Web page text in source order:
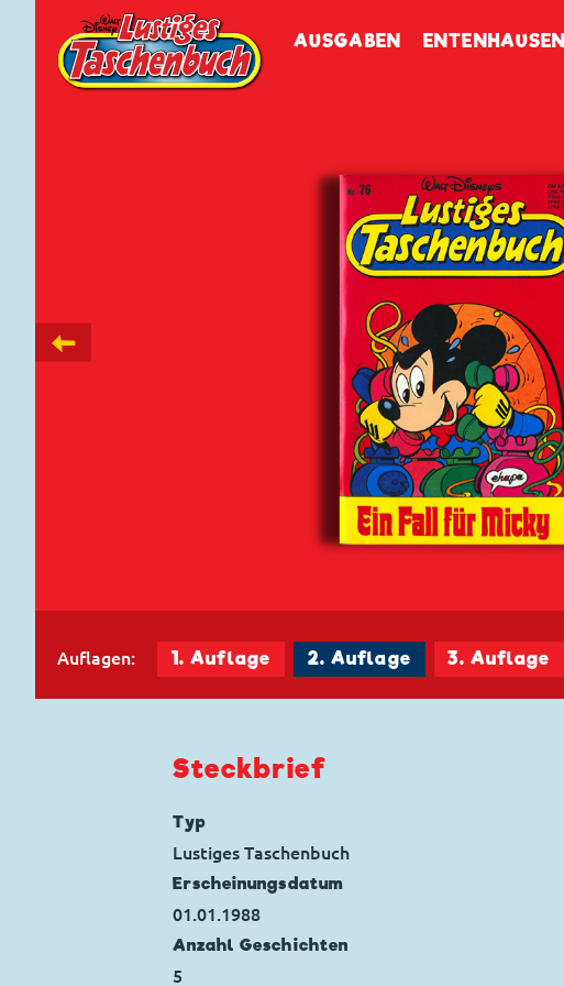
AUSGABEN ENTENHAUSEN
←
Auflagen: 1. Auflage 2. Auflage 3. Auflage
Steckbrief
Typ
Lustiges Taschenbuch
Erscheinungs­datum
01.01.1988
Anzahl Geschichten
5